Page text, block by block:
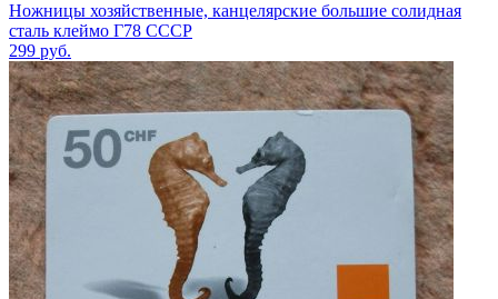
Ножницы хозяйственные, канцелярские большие солидная
сталь клеймо Г78 СССР
299 руб.